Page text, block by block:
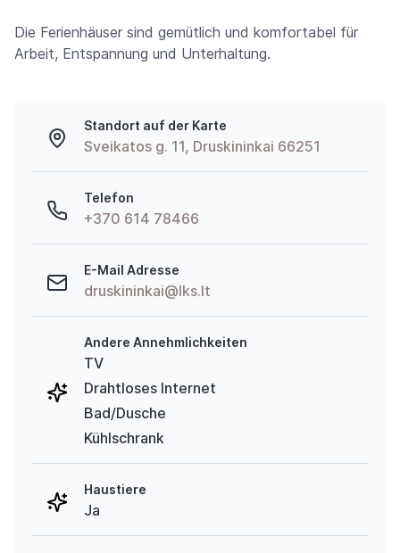
Die Ferienhäuser sind gemütlich und komfortabel für
Arbeit, Entspannung und Unterhaltung.
Standort auf der Karte
Sveikatos g. 11, Druskininkai 66251
Telefon
+370 614 78466
E-Mail Adresse
druskininkai@lks.lt
Andere Annehmlichkeiten
TV
Drahtloses Internet
Bad/Dusche
Kühlschrank
Haustiere
Ja